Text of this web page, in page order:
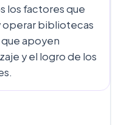
los factores que
operar bibliotecas
apoyen
y el logro de los